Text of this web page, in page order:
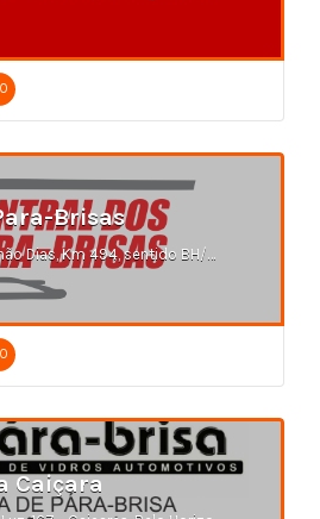
Brisas
BR 381 - Rodovia Fernão Dias, Km 494, sentido BH/Betim - Filadélfia, MG
Caiçara